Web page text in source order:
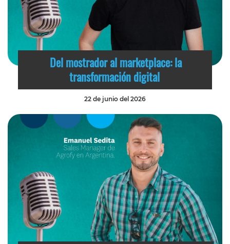
Del mostrador al marketplace: la
transformación digital
22 de junio del 2026